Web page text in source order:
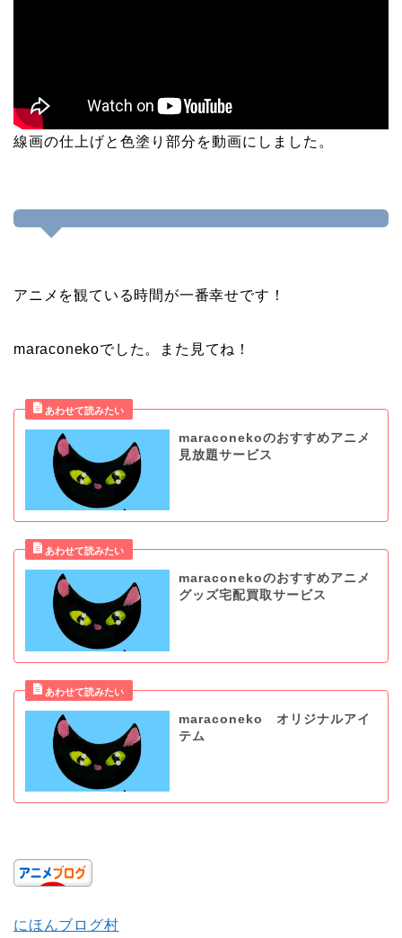
線画の仕上げと色塗り部分を動画にしました。
アニメを観ている時間が一番幸せです！
maraconekoでした。また見てね！
maraconekoのおすすめアニメ
見放題サービス
maraconekoのおすすめアニメ
グッズ宅配買取サービス
maraconeko オリジナルアイ
テム
にほんブログ村